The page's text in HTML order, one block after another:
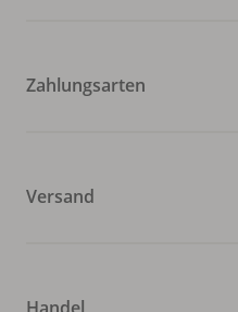
Zahlungsarten
Versand
Handel